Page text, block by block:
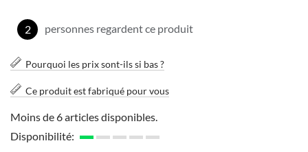
2 personnes regardent ce produit
Pourquoi les prix sont-ils si bas ?
Ce produit est fabriqué pour vous
Moins de 6 articles disponibles.
Disponibilité: